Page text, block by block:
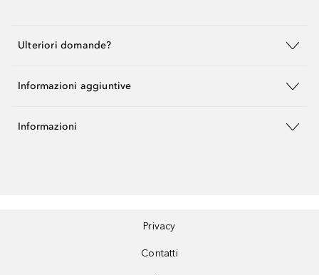
Ulteriori domande?
Informazioni aggiuntive
Informazioni
Privacy
Contatti